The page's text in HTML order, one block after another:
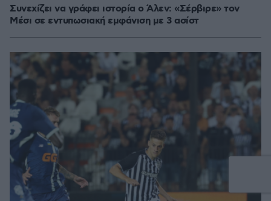
Συνεχίζει να γράφει ιστορία ο Άλεν: «Σέρβιρε» τον
Μέσι σε εντυπωσιακή εμφάνιση με 3 ασίστ